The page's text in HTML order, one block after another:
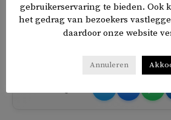
gebruikerservaring te bieden. Ook
het gedrag van bezoekers
daardoor onze website
Annuleren